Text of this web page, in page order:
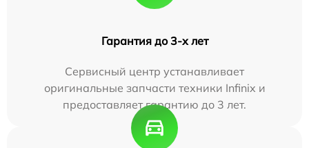
Гарантия до 3-х лет
Сервисный центр устанавливает
оригинальные запчасти техники Infinix и
предоставляет гарантию до 3 лет.